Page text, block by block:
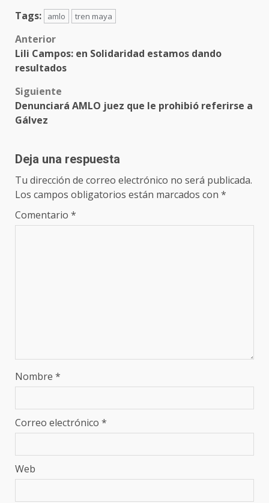
Tags:
amlo tren maya
Post
navigation
Anterior
Lili Campos: en Solidaridad estamos dando
resultados
Siguiente
Denunciará AMLO juez que le prohibió referirse a
Gálvez
Deja una respuesta
Tu dirección de correo electrónico no será publicada.
Los campos obligatorios están marcados con *
Comentario *
Nombre *
Correo electrónico *
Web